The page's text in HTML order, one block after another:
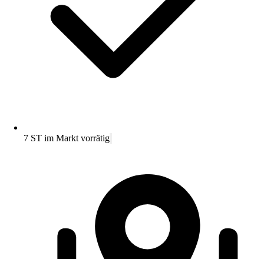
7 ST im Markt vorrätig